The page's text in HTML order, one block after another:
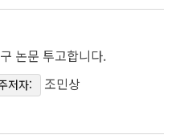
논문 투고합니다.
저자: 조민상